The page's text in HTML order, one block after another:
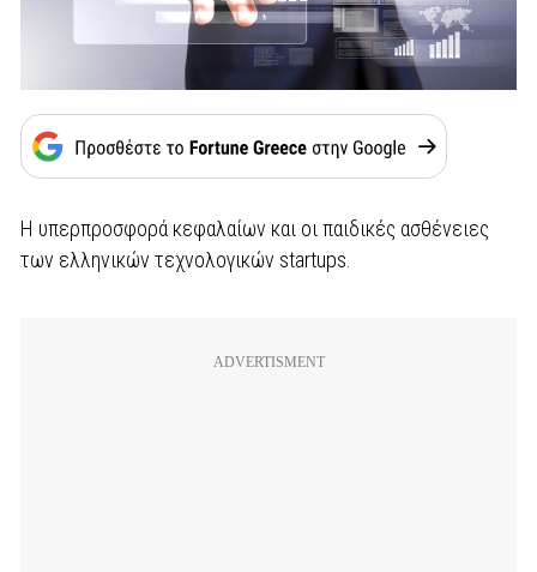
Η υπερπροσφορά κεφαλαίων και οι παιδικές ασθένειες
των ελληνικών τεχνολογικών startups.